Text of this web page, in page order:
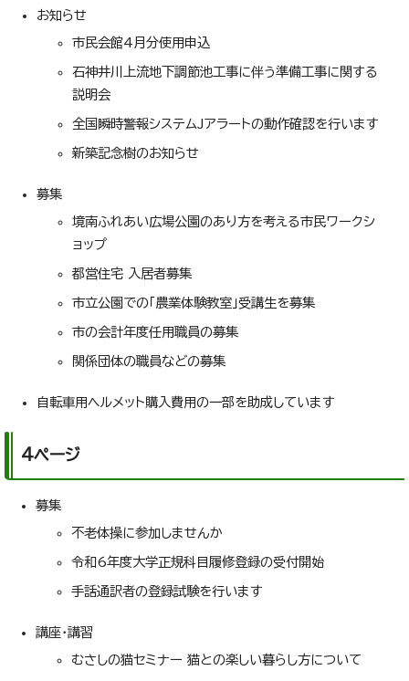
お知らせ
市民会館4月分使用申込
石神井川上流地下調節池工事に伴う準備工事に関する
説明会
全国瞬時警報システムJアラートの動作確認を行います
新築記念樹のお知らせ
募集
境南ふれあい広場公園のあり方を考える市民ワークシ
ョップ
都営住宅 入居者募集
市立公園での「農業体験教室」受講生を募集
市の会計年度任用職員の募集
関係団体の職員などの募集
自転車用ヘルメット購入費用の一部を助成しています
4ページ
募集
不老体操に参加しませんか
令和6年度大学正規科目履修登録の受付開始
手話通訳者の登録試験を行います
講座・講習
むさしの猫セミナー 猫との楽しい暮らし方について